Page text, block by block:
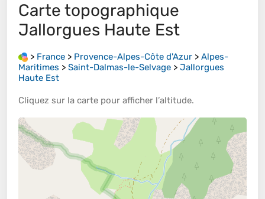
Carte topographique
Jallorgues Haute Est
> France > Provence-Alpes-Côte d'Azur > Alpes-
Maritimes > Saint-Dalmas-le-Selvage > Jallorgues
Haute Est
Cliquez sur la carte pour afficher l’altitude.